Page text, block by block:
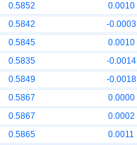
0.5852 0.0010
0.5842 -0.0003
0.5845 0.0010
0.5835 -0.0014
0.5849 -0.0018
0.5867 0.0000
0.5867 0.0002
0.5865 0.0011